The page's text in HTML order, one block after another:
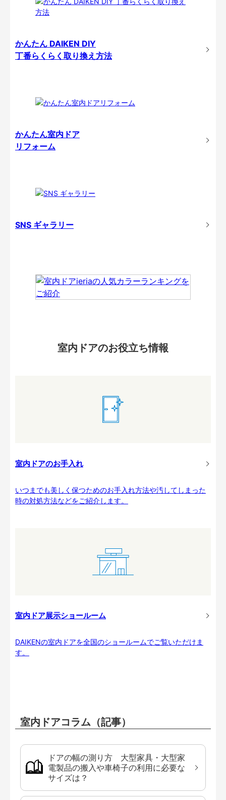
かんたん DAIKEN DIY
丁番らくらく取り換え方法
かんたん室内ドア
リフォーム
SNS ギャラリー
室内ドアのお役立ち情報
室内ドアのお手入れ
いつまでも美しく保つためのお手入れ方法や汚してしまった
時の対処方法などをご紹介します。
室内ドア展示ショールーム
DAIKENの室内ドアを全国のショールームでご覧いただけま
す。
室内ドアコラム（記事）
ドアの幅の測り方 大型家具・大型家
電製品の搬入や車椅子の利用に必要な
サイズは？